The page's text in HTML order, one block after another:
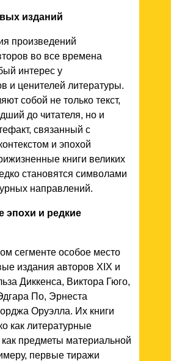
изданий
произведений
во все времена
интерес у
и ценителей литературы.
собой не только текст,
до читателя, но и
связанный с
и эпохой
книги великих
становятся символами
направлений.
эпохи и редкие
сегменте особое место
издания авторов XIX и
Диккенса, Виктора Гюго,
По, Эрнеста
Оруэлла. Их книги
как литературные
предметы материальной
первые тиражи